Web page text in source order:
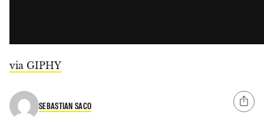
via GIPHY
SEBASTIAN SACO